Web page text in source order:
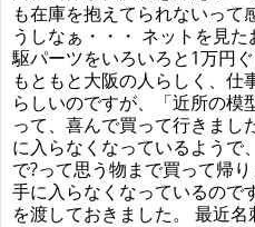
も在庫を抱えてられないって
うしなぁ・・・ ネットを見
駆パーツをいろいろと1万円
もともと大阪の人らしく、仕
らしいのですが、「近所の模
って、喜んで買って行きまし
に入らなくなっているようで
で?って思う物まで買って帰
手に入らなくなっているので
を渡しておきました。 最近名